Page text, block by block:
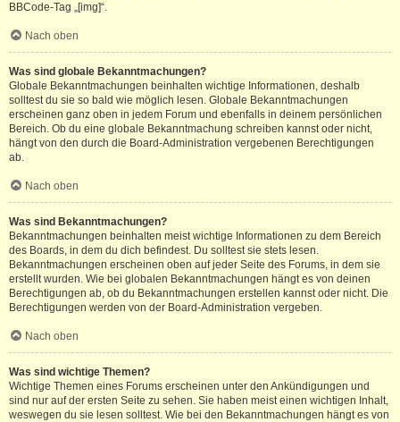
BBCode-Tag „[img]“.
Nach oben
Was sind globale Bekanntmachungen?
Globale Bekanntmachungen beinhalten wichtige Informationen, deshalb
solltest du sie so bald wie möglich lesen. Globale Bekanntmachungen
erscheinen ganz oben in jedem Forum und ebenfalls in deinem persönlichen
Bereich. Ob du eine globale Bekanntmachung schreiben kannst oder nicht,
hängt von den durch die Board-Administration vergebenen Berechtigungen
ab.
Nach oben
Was sind Bekanntmachungen?
Bekanntmachungen beinhalten meist wichtige Informationen zu dem Bereich
des Boards, in dem du dich befindest. Du solltest sie stets lesen.
Bekanntmachungen erscheinen oben auf jeder Seite des Forums, in dem sie
erstellt wurden. Wie bei globalen Bekanntmachungen hängt es von deinen
Berechtigungen ab, ob du Bekanntmachungen erstellen kannst oder nicht. Die
Berechtigungen werden von der Board-Administration vergeben.
Nach oben
Was sind wichtige Themen?
Wichtige Themen eines Forums erscheinen unter den Ankündigungen und
sind nur auf der ersten Seite zu sehen. Sie haben meist einen wichtigen Inhalt,
weswegen du sie lesen solltest. Wie bei den Bekanntmachungen hängt es von